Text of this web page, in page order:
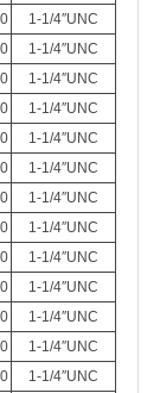
1-1/4″UNC
1-1/4″UNC
1-1/4″UNC
1-1/4″UNC
1-1/4″UNC
1-1/4″UNC
1-1/4″UNC
1-1/4″UNC
1-1/4″UNC
1-1/4″UNC
1-1/4″UNC
1-1/4″UNC
1-1/4″UNC